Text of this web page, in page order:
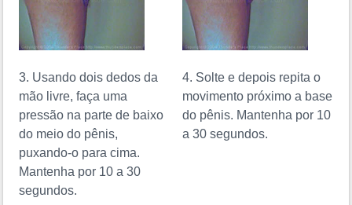
3. Usando dois dedos da
mão livre, faça uma
pressão na parte de baixo
do meio do pênis,
puxando-o para cima.
Mantenha por 10 a 30
segundos.
4. Solte e depois repita o
movimento próximo a base
do pênis. Mantenha por 10
a 30 segundos.